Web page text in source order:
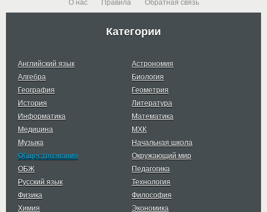
О нас Правила Обратная связь
Категории
Английский язык
Астрономия
Алгебра
Биология
География
Геометрия
История
Литература
Информатика
Математика
Медицина
МХК
Музыка
Начальная школа
Обществознания
Окружающий мир
ОБЖ
Педагогика
Русский язык
Технология
Физика
Философия
Химия
Экономика